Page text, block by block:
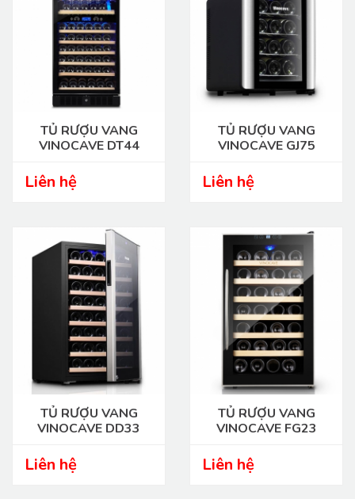
TỦ RƯỢU VANG
VINOCAVE DT44
Liên hệ
TỦ RƯỢU VANG
VINOCAVE GJ75
Liên hệ
TỦ RƯỢU VANG
VINOCAVE DD33
Liên hệ
TỦ RƯỢU VANG
VINOCAVE FG23
Liên hệ